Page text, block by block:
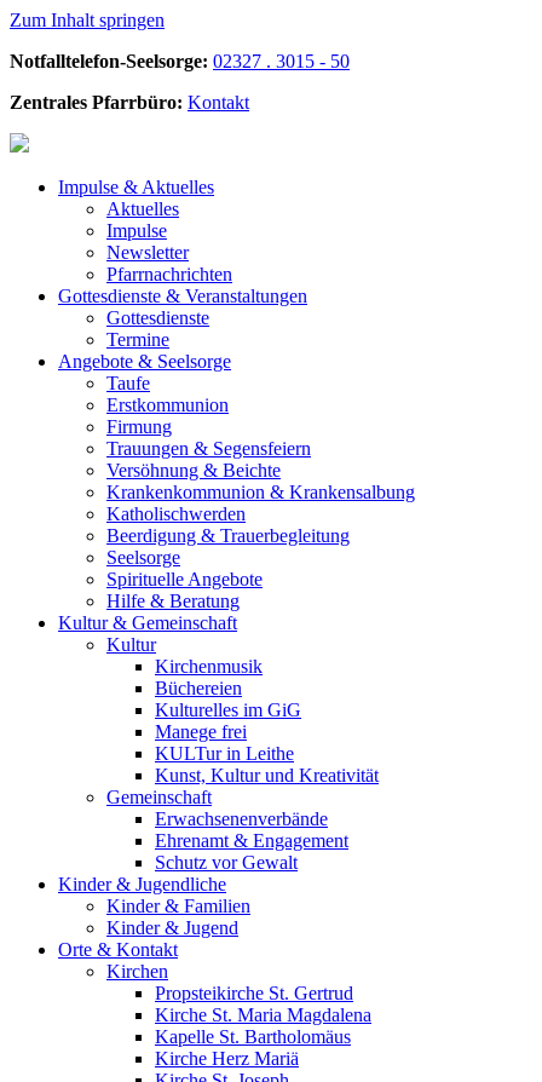
Zum Inhalt springen
Notfalltelefon-Seelsorge: 02327 . 3015 - 50
Zentrales Pfarrbüro: Kontakt
Impulse & Aktuelles
Aktuelles
Impulse
Newsletter
Pfarrnachrichten
Gottesdienste & Veranstaltungen
Gottesdienste
Termine
Angebote & Seelsorge
Taufe
Erstkommunion
Firmung
Trauungen & Segensfeiern
Versöhnung & Beichte
Krankenkommunion & Krankensalbung
Katholischwerden
Beerdigung & Trauerbegleitung
Seelsorge
Spirituelle Angebote
Hilfe & Beratung
Kultur & Gemeinschaft
Kultur
Kirchenmusik
Büchereien
Kulturelles im GiG
Manege frei
KULTur in Leithe
Kunst, Kultur und Kreativität
Gemeinschaft
Erwachsenenverbände
Ehrenamt & Engagement
Schutz vor Gewalt
Kinder & Jugendliche
Kinder & Familien
Kinder & Jugend
Orte & Kontakt
Kirchen
Propsteikirche St. Gertrud
Kirche St. Maria Magdalena
Kapelle St. Bartholomäus
Kirche Herz Mariä